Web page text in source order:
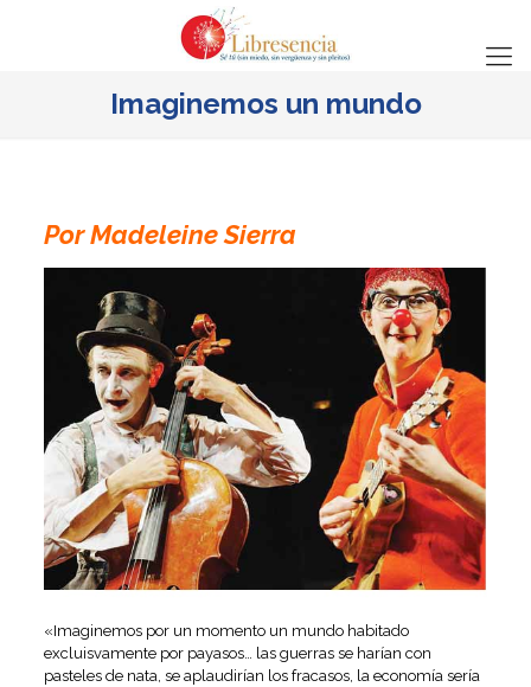
Imaginemos un mundo
Por Madeleine Sierra
«Imaginemos por un momento un mundo habitado
excluisvamente por payasos… las guerras se harían con
pasteles de nata, se aplaudirían los fracasos, la economía sería